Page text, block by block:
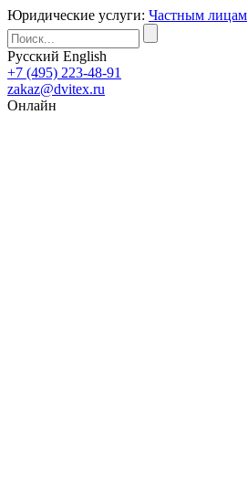
Юридические услуги: Частным лицам
Русский English
+7 (495) 223-48-91
zakaz@dvitex.ru
Онлайн